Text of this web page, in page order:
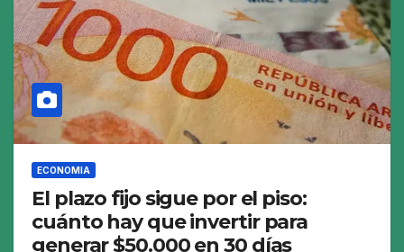
ECONOMIA
El plazo fijo sigue por el piso:
cuánto hay que invertir para
generar $50.000 en 30 días